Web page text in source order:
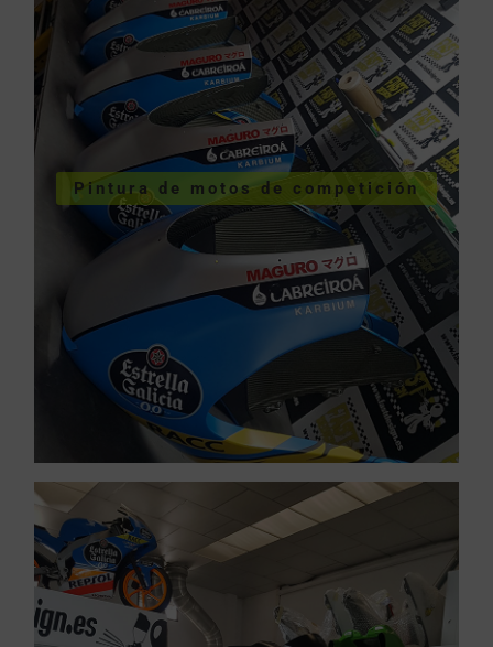
Pintura de motos de competición
Pintura de motos de
competición
VER PINTURA MOTOS
COMPETICIÓN